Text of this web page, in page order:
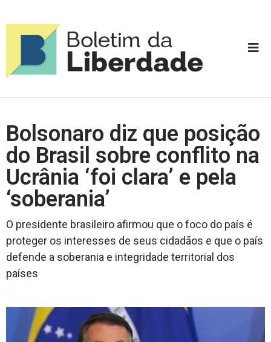
Bolsonaro diz que posição
do Brasil sobre conflito na
Ucrânia ‘foi clara’ e pela
‘soberania’
O presidente brasileiro afirmou que o foco do país é
proteger os interesses de seus cidadãos e que o país
defende a soberania e integridade territorial dos
países